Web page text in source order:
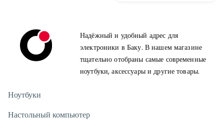
Надёжный и удобный адрес для
электроники в Баку. В нашем магазине
тщательно отобраны самые современные
ноутбуки, аксессуары и другие товары.
Ноутбуки
Настольный компьютер